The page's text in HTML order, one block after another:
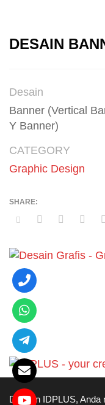
DESAIN
Desain
Banner (Vertical
Y Banner)
CATEGORY
Graphic Design
Dengan IDPLUS,